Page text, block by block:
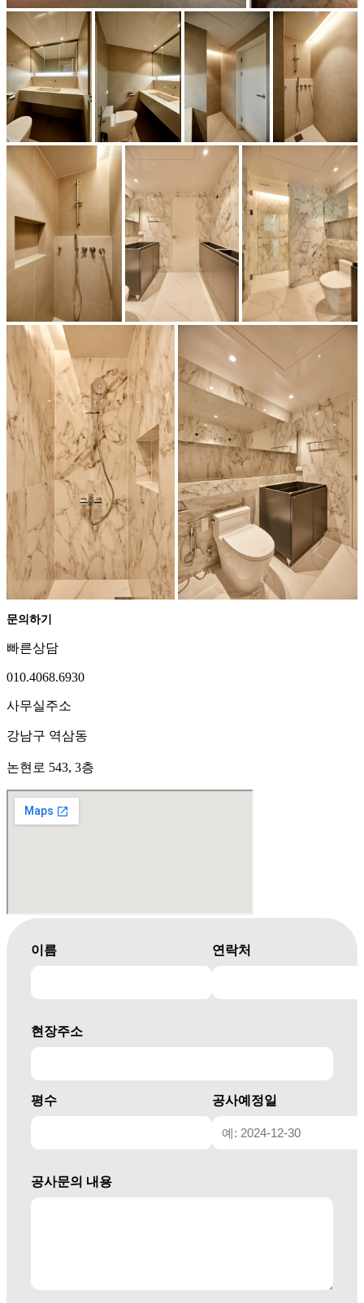
문의하기
빠른상담
010.4068.6930
사무실주소
강남구 역삼동
논현로 543, 3층
이름 연락처
현장주소
평수 공사예정일
공사문의 내용